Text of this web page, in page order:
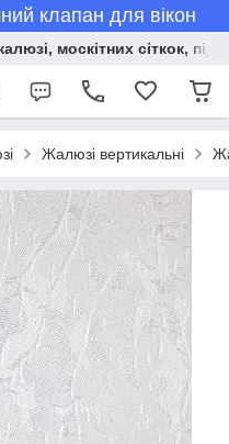
клапан для вікон
москітних сіткок,
Жалюзі вертикальні